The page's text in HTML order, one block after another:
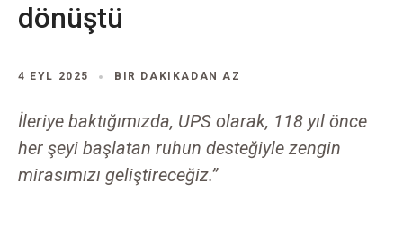
dönüştü
4 EYL 2025 BIR DAKIKADAN AZ
İleriye baktığımızda, UPS olarak, 118 yıl önce
her şeyi başlatan ruhun desteğiyle zengin
mirasımızı geliştireceğiz.”